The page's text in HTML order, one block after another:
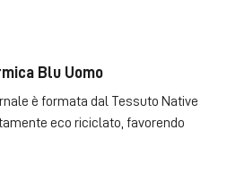
Blu Uomo
è formata dal Tessuto Native
eco riciclato, favorendo